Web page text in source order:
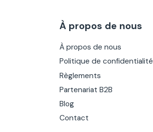
À propos de nous
À propos de nous
Politique de confidentialité
Règlements
Partenariat B2B
Blog
Contact